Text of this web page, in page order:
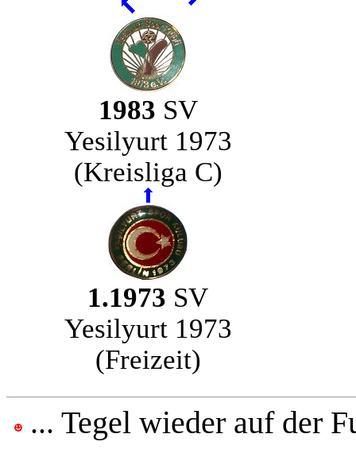
1983 SV
Yesilyurt 1973
(Kreisliga C)
1.1973 SV
Yesilyurt 1973
(Freizeit)
... Tegel wieder auf der